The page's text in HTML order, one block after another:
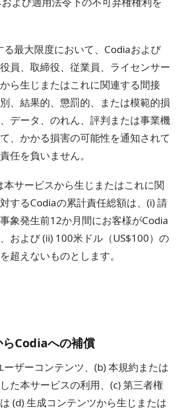
る最大限度において、Codiaおよび
員、取締役、従業員、ライセンサー
ら生じまたはこれに関連する間接
、結果的、懲罰的、または模範的損
データ、のれん、評判または事業機
、かかる損害の可能性を通知されて
任を負いません。
本サービスから生じまたはこれに関
するCodiaの累計責任総額は、(i) 請
象発生前12か月間にお客様がCodia
および (ii) 100米ドル（US$100）の
超えないものとします。
Codiaへの補償
ーザーコンテンツ、(b) 本規約または
た本サービスの利用、(c) 第三者権
(d) 生成コンテンツから生じまたは